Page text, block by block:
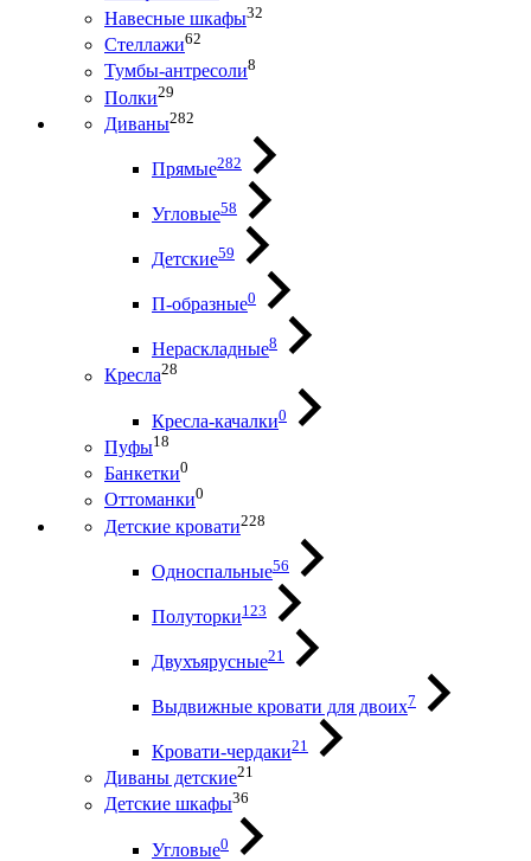
Навесные шкафы32
Стеллажи62
Тумбы-антресоли8
Полки29
Диваны282
Прямые282
Угловые58
Детские59
П-образные0
Нераскладные8
Кресла28
Кресла-качалки0
Пуфы18
Банкетки0
Оттоманки0
Детские кровати228
Односпальные56
Полуторки123
Двухъярусные21
Выдвижные кровати для двоих7
Кровати-чердаки21
Диваны детские21
Детские шкафы36
Угловые0